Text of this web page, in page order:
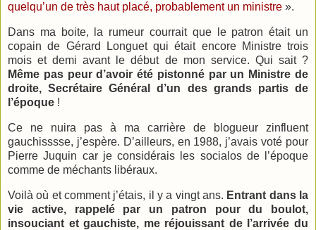
quelqu’un de très haut placé, probablement un ministre ».
Dans ma boite, la rumeur courrait que le patron était un
copain de Gérard Longuet qui était encore Ministre trois
mois et demi avant le début de mon service. Qui sait ?
Même pas peur d’avoir été pistonné par un Ministre de
droite, Secrétaire Général d’un des grands partis de
l’époque !
Ce ne nuira pas à ma carrière de blogueur zinfluent
gauchisssse, j’espère. D’ailleurs, en 1988, j’avais voté pour
Pierre Juquin car je considérais les socialos de l’époque
comme de méchants libéraux.
Voilà où et comment j’étais, il y a vingt ans. Entrant dans la
vie active, rappelé par un patron pour du boulot,
insouciant et gauchiste, me réjouissant de l’arrivée du